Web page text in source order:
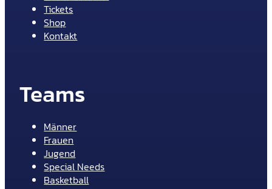
Tickets
Shop
Kontakt
Teams
Männer
Frauen
Jugend
Special Needs
Basketball